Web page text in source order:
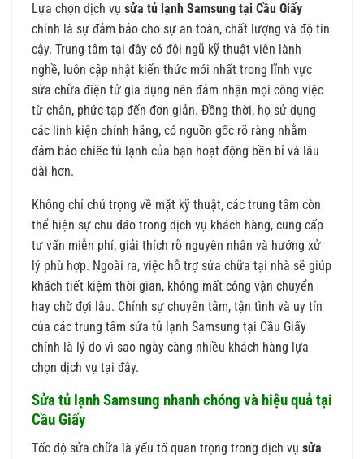
Lựa chọn dịch vụ sửa tủ lạnh Samsung tại Cầu Giấy
chính là sự đảm bảo cho sự an toàn, chất lượng và độ tin
cậy. Trung tâm tại đây có đội ngũ kỹ thuật viên lành
nghề, luôn cập nhật kiến thức mới nhất trong lĩnh vực
sửa chữa điện tử gia dụng nên đảm nhận mọi công việc
từ chân, phức tạp đến đơn giản. Đồng thời, họ sử dụng
các linh kiện chính hãng, có nguồn gốc rõ ràng nhằm
đảm bảo chiếc tủ lạnh của bạn hoạt động bền bỉ và lâu
dài hơn.
Không chỉ chú trọng về mặt kỹ thuật, các trung tâm còn
thể hiện sự chu đáo trong dịch vụ khách hàng, cung cấp
tư vấn miễn phí, giải thích rõ nguyên nhân và hướng xử
lý phù hợp. Ngoài ra, việc hỗ trợ sửa chữa tại nhà sẽ giúp
khách tiết kiệm thời gian, không mất công vận chuyển
hay chờ đợi lâu. Chính sự chuyên tâm, tận tình và uy tín
của các trung tâm sửa tủ lạnh Samsung tại Cầu Giấy
chính là lý do vì sao ngày càng nhiều khách hàng lựa
chọn dịch vụ tại đây.
Sửa tủ lạnh Samsung nhanh chóng và hiệu quả tại
Cầu Giấy
Tốc độ sửa chữa là yếu tố quan trọng trong dịch vụ sửa